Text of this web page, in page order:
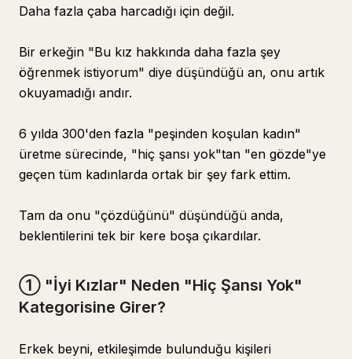
Daha fazla çaba harcadığı için değil.
Bir erkeğin "Bu kız hakkında daha fazla şey
öğrenmek istiyorum" diye düşündüğü an, onu artık
okuyamadığı andır.
6 yılda 300'den fazla "peşinden koşulan kadın"
üretme sürecinde, "hiç şansı yok"tan "en gözde"ye
geçen tüm kadınlarda ortak bir şey fark ettim.
Tam da onu "çözdüğünü" düşündüğü anda,
beklentilerini tek bir kere boşa çıkardılar.
① "İyi Kızlar" Neden "Hiç Şansı Yok"
Kategorisine Girer?
Erkek beyni, etkileşimde bulunduğu kişileri